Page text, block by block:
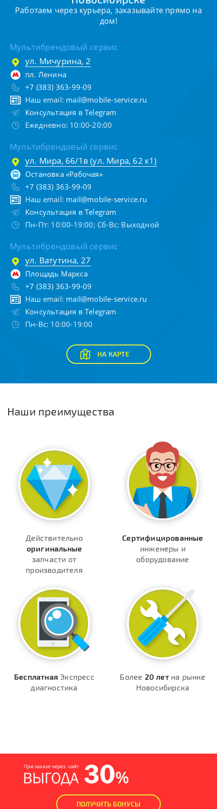
Работаем через курьера, заказывайте прямо на
дом!
Мультибрендовый сервис
ул. Мичурина, 2
пл. Ленина
+7 (383) 363-99-09
Наш email: mail@mobile-service.ru
Консультация в Telegram
Ежедневно: 10:00-20:00
Мультибрендовый сервис
ул. Мира, 66/1в (ул. Мира, 62 к1)
Остановка «Рабочая»
+7 (383) 363-99-09
Наш email: mail@mobile-service.ru
Консультация в Telegram
Пн-Пт: 10:00-19:00; Сб-Вс: Выходной
Мультибрендовый сервис
ул. Ватутина, 27
Площадь Маркса
+7 (383) 363-99-09
Наш email: mail@mobile-service.ru
Консультация в Telegram
Пн-Вс: 10:00-19:00
НА КАРТЕ
Наши преимущества
Действительно
оригинальные
запчасти от
производителя
Сертифицированные
инженеры и
оборудование
Бесплатная Экспресс
диагностика
Более 20 летна рынке
Новосибирска
ПОЛУЧИТЬ БОНУСЫ